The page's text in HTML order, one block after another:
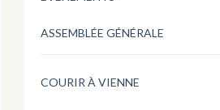
ASSEMBLÉE GÉNÉRALE
COURIR À VIENNE